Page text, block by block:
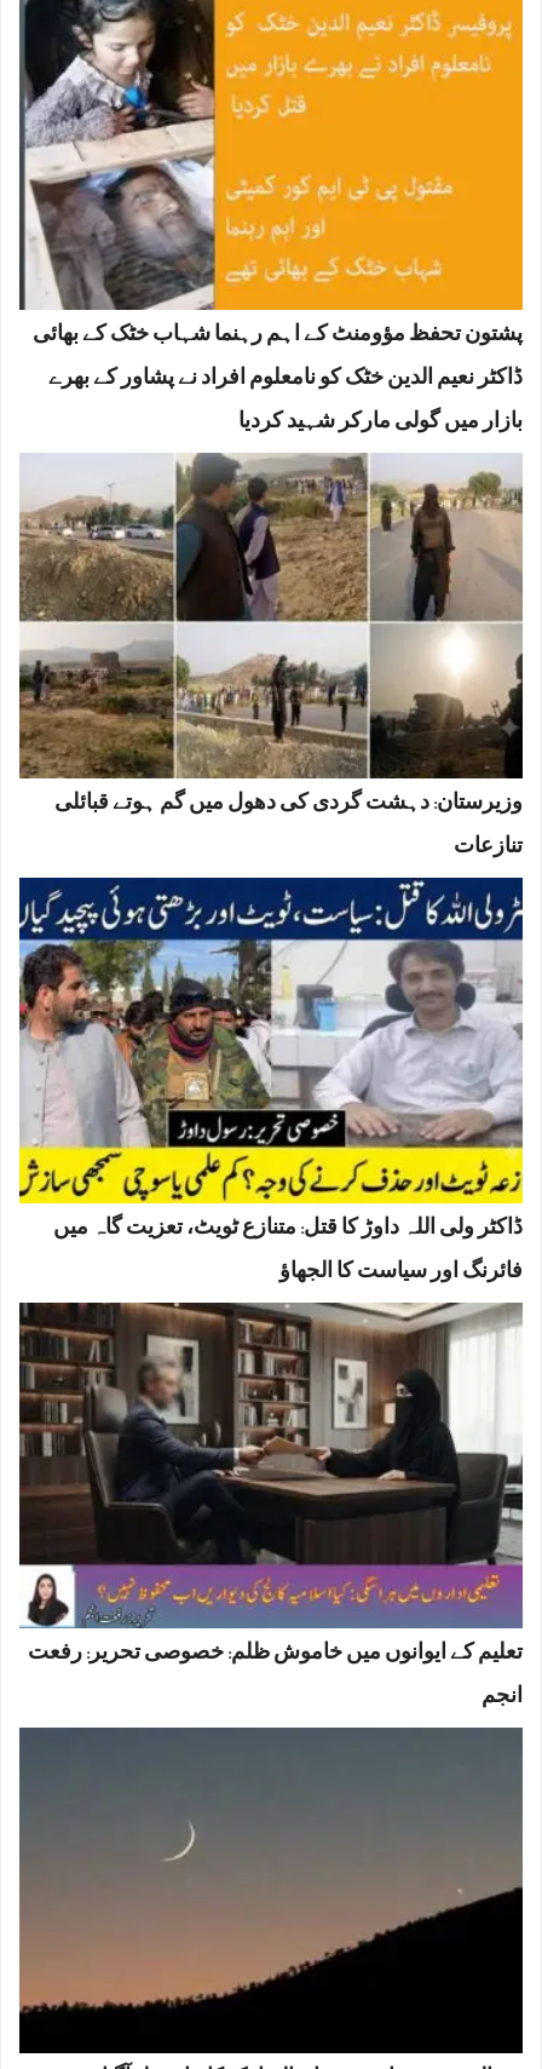
پشتون تحفظ مؤومنٹ کے اہم رہنما شہاب خٹک کے بھائی
ڈاکٹر نعیم الدین خٹک کو نامعلوم افراد نے پشاور کے بھرے
بازار میں گولی مارکر شہید کردیا
وزیرستان: دہشت گردی کی دھول میں گم ہوتے قبائلی
تنازعات
ڈاکٹر ولی اللہ داوڑ کا قتل: متنازع ٹویٹ، تعزیت گاہ میں
فائرنگ اور سیاست کا الجھاؤ
تعلیم کے ایوانوں میں خاموش ظلم: خصوصی تحریر: رفعت
انجم